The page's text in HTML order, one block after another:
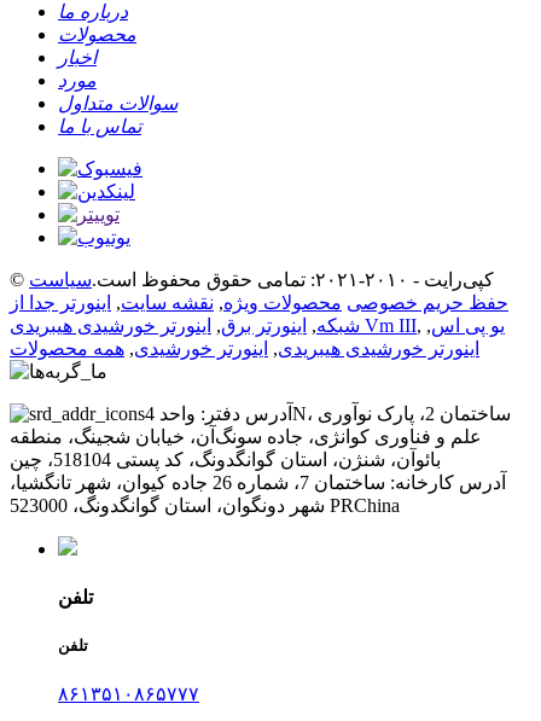
درباره ما
محصولات
اخبار
مورد
سوالات متداول
تماس با ما
© کپی‌رایت - ۲۰۱۰-۲۰۲۱: تمامی حقوق محفوظ است.
سیاست
حفظ حریم خصوصی محصولات ویژه, نقشه سایت, اینورتر جدا از
شبکه, اینورتر برق, اینورتر خورشیدی هیبریدی Vm III, یو پی اس,
اینورتر خورشیدی هیبریدی, اینورتر خورشیدی, همه محصولات
آدرس دفتر: واحد 4N، ساختمان 2، پارک نوآوری
علم و فناوری کوانژی، جاده سونگ‌آن، خیابان شجینگ، منطقه
بائوآن، شنژن، استان گوانگدونگ، کد پستی 518104، چین
آدرس کارخانه: ساختمان 7، شماره 26 جاده کیوان، شهر تانگشیا،
شهر دونگوان، استان گوانگدونگ، 523000 PRChina
تلفن
تلفن
۸۶۱۳۵۱۰۸۶۵۷۷۷